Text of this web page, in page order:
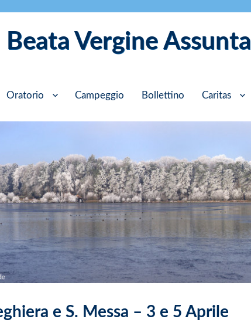
Beata Vergine Assunta
Oratorio Campeggio Bollettino Caritas
e S. Messa – 3 e 5 Aprile